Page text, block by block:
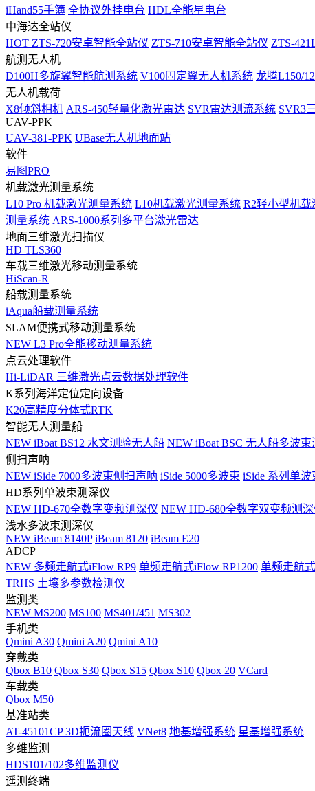
iHand55手簿 全协议外挂电台 HDL全能星电台
中海达全站仪
HOT ZTS-720安卓智能全站仪 ZTS-710安卓智能全站仪 ZTS-
航测无人机
D100H多旋翼智能航测系统 V100固定翼无人机系统 龙腾L150/
无人机载荷
X8倾斜相机 ARS-450轻量化激光雷达 SVR雷达测流系统 SVR3
UAV-PPK
UAV-381-PPK UBase无人机地面站
软件
易图PRO
机载激光测量系统
L10 Pro 机载激光测量系统 L10机载激光测量系统 R2轻小型机
测量系统 ARS-1000系列多平台激光雷达
地面三维激光扫描仪
HD TLS360
车载三维激光移动测量系统
HiScan-R
船载测量系统
iAqua船载测量系统
SLAM便携式移动测量系统
NEW L3 Pro全能移动测量系统
点云处理软件
Hi-LiDAR 三维激光点云数据处理软件
K系列海洋定位定向设备
K20高精度分体式RTK
智能无人测量船
NEW iBoat BS12 水文测验无人船 NEW iBoat BSC 无人船多波
侧扫声呐
NEW iSide 7000多波束侧扫声呐 iSide 5000多波束 iSide 系列单波
HD系列单波束测深仪
NEW HD-670全数字变频测深仪 NEW HD-680全数字双变频测
浅水多波束测深仪
NEW iBeam 8140P iBeam 8120 iBeam E20
ADCP
NEW 多频走航式iFlow RP9 单频走航式iFlow RP1200 单频走航
TRHS 土壤多参数检测仪
监测类
NEW MS200 MS100 MS401/451 MS302
手机类
Qmini A30 Qmini A20 Qmini A10
穿戴类
Qbox B10 Qbox S30 Qbox S15 Qbox S10 Qbox 20 VCard
车载类
Qbox M50
基准站类
AT-45101CP 3D扼流圈天线 VNet8 地基增强系统 星基增强系统
多维监测
HDS101/102多维监测仪
遥测终端